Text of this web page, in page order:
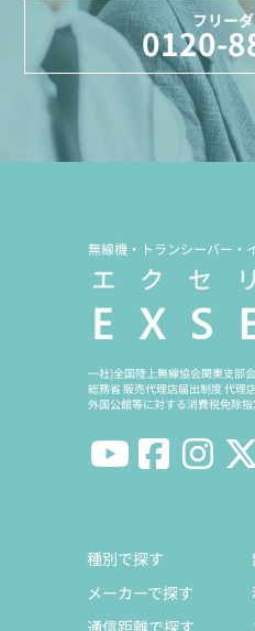
フリー
0120-
無線機・トランシーバー・
一社)全国陸上無線協会関東支部
総務省 販売代理店届出制度 代理
外国公館等に対する消費税免除
種別で探す
メーカーで探す